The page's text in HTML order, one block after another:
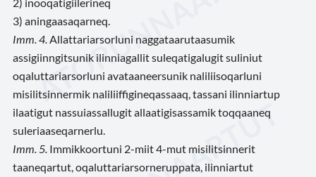
3) aningaasaqarneq.
Imm. 4. Allattariarsorluni naggataarutaasumik
assigiinngitsunik ilinniagallit suleqatigalugit suliniut
oqaluttariarsorluni avataaneersunik naliliisoqarluni
misilitsinnermik naliliiffigineqassaaq, tassani ilinniartup
ilaatigut nassuiassallugit allaatigisassamik toqqaaneq
suleriaaseqarnerlu.
Imm. 5. Immikkoortuni 2-miit 4-mut misilitsinnerit
taaneqartut, oqaluttariarsorneruppata, ilinniartut